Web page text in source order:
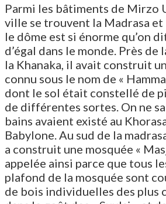
Parmi les bâtiments de Mirzo
ville se trouvent la Madrasa et
le dôme est si énorme qu’on dit
d’égal dans le monde. Près de
la Khanaka, il avait construit
connu sous le nom de «
dont le sol était constellé de
de différentes sortes. On ne
bains avaient existé au
Babylone. Au sud de la
a construit une mosquée «
appelée ainsi parce que tous
plafond de la mosquée sont
de bois individuelles des plus